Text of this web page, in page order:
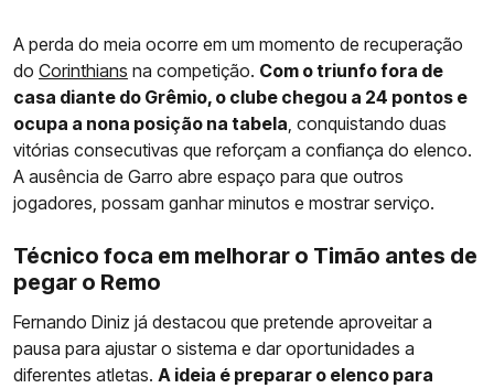
A perda do meia ocorre em um momento de recuperação
do Corinthians na competição. Com o triunfo fora de
casa diante do Grêmio, o clube chegou a 24 pontos e
ocupa a nona posição na tabela , conquistando duas
vitórias consecutivas que reforçam a confiança do elenco.
A ausência de Garro abre espaço para que outros
jogadores, possam ganhar minutos e mostrar serviço.
Técnico foca em melhorar o Timão antes de
pegar o Remo
Fernando Diniz já destacou que pretende aproveitar a
pausa para ajustar o sistema e dar oportunidades a
diferentes atletas. A ideia é preparar o elenco para